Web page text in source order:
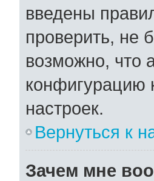
введены
проверить, не
возможно, что
конфигурацию
настроек.
Вернуться к
Зачем мне